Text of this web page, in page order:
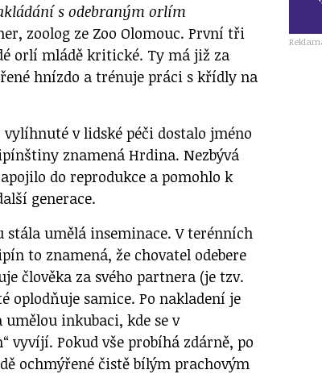
s odebraným orlím
zoolog ze Zoo Olomouc. První tři
orlí mládě kritické. Ty má již za
hnízdo a trénuje práci s křídly na
v lidské péči dostalo jméno
znamená Hrdina. Nezbývá
do reprodukce a pomohlo k
generace.
stála umělá inseminace. V terénních
to znamená, že chovatel odebere
člověka za svého partnera (je tzv.
oplodňuje samice. Po nakladení je
inkubaci, kde se v
vyvíjí. Pokud vše probíhá zdárně, po
ochmýřené čistě bílým prachovým